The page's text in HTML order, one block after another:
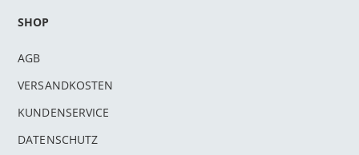
SHOP
AGB
VERSANDKOSTEN
KUNDENSERVICE
DATENSCHUTZ